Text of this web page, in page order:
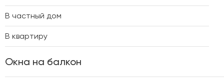
В частный дом
В квартиру
Окна на балкон